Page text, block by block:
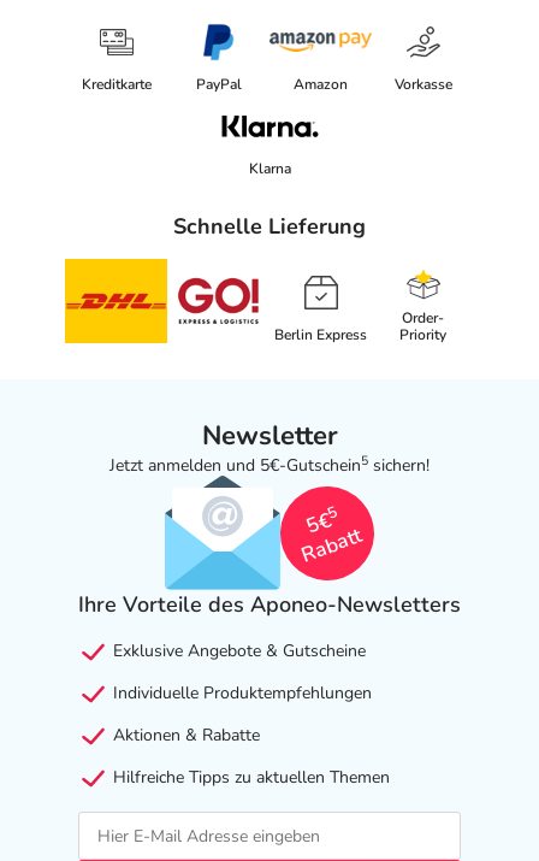
Kreditkarte PayPal Amazon Vorkasse
Klarna
Schnelle Lieferung
Berlin Express
Order-
Priority
Newsletter
Jetzt anmelden und 5€-Gutschein5 sichern!
5€
5
Rabatt
Ihre Vorteile des Aponeo-Newsletters
Exklusive Angebote & Gutscheine
Individuelle Produktempfehlungen
Aktionen & Rabatte
Hilfreiche Tipps zu aktuellen Themen